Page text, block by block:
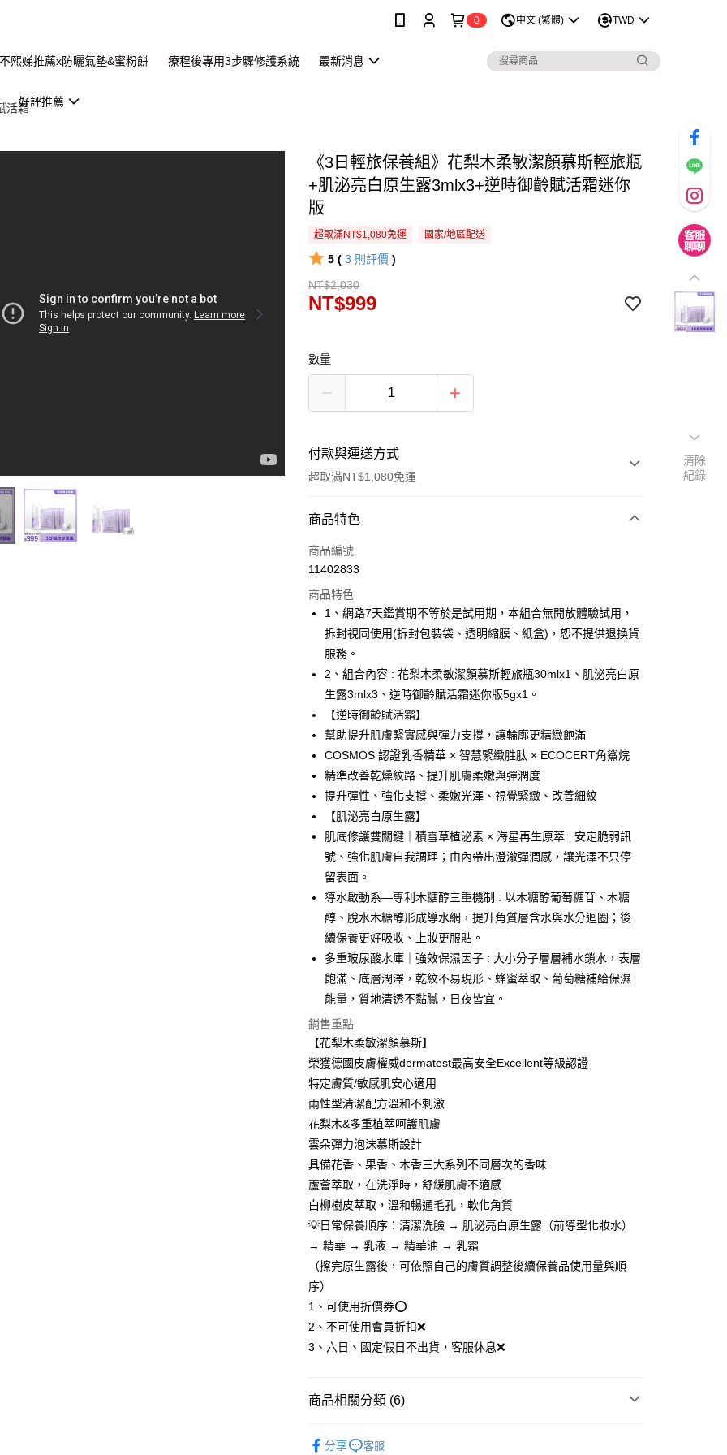
0 中文 (繁體) TWD
熙娣推薦x防曬氣墊&蜜粉餅 療程後專用3步驟修護系統 最新消息
好評推薦
活霜
《3日輕旅保養組》花梨木柔敏潔顏慕斯輕旅瓶
+肌泌亮白原生露3mlx3+逆時御齡賦活霜迷你
版
超取滿NT$1,080免運 國家/地區配送
5 ( 3 則評價 )
NT$2,030
NT$999
數量
付款與運送方式
超取滿NT$1,080免運
付款方式
信用卡一次付款
LINE Pay
Apple Pay
悠遊付
Google Pay
AFTEE先享後付
【關於「AFTEE先享後付」】
AFTEE先享後付是「在收到商品之後才付款」的支付方式。 讓您購物簡單
便利好安心！
２．便利：只要手機號碼，簡訊認證，即可結帳。
３．安心：先確認商品／服務後，再付款。
【「AFTEE先享後付」結帳流程】
１．於結帳方式選擇「AFTEE先享後付」後，將跳轉至「AFTEE先享後
付」結帳頁面，進行簡訊認證並確認金額後，即可完成結帳。
２．訂單成立數日內，您將收到繳費通知簡訊。
３．收到繳費通知簡訊後14天內，點擊此簡訊中的連結，可透過四大超商
／ATM／網路銀行／等多元方式進行付款，方視為交易完成。
※ 請注意：結帳手續完成當下不需立刻繳費，但若您需要取消訂單，請聯
先享後付繳納相關費用。
※ 交易是否成功請以「AFTEE先享後付 」之結帳頁面顯示為準，若有關於
付客戶支援中心」
【注意事項】
１．透過由恩沛科技股份有限公司提供之「AFTEE先享後付」服務完成之
交易，需依本服務之必要範圍內提供個人資料，並將交易相關給付款項請
求債權轉讓予恩沛科技股份有限公司。
https://aftee.tw/terms/#terms3
３．未成年的使用者請事先徵得法定代理人或監護人之同意方可使用
「AFTEE先享後付」，若未經同意申辦者引起之損失，本公司不負相關責
任。
４．使用「AFTEE先享後付」時，將依據個別帳號之用戶狀況，依本公司
即時審查核予不同之上限額度；若仍有額度不足之情形，本公司將視審查
５．嚴禁一人註冊多個帳號或使用他人資訊註冊。若發現惡意使用之情
形，恩沛科技股份有限公司將有權停止該用戶之使用額度並採取法律行
動。
ATM付款
運送方式
全家-取貨付款
每筆NT$80，滿NT$1,080(含以上)免運費
付款後-全家取貨
每筆NT$80，滿NT$1,080(含以上)免運費
萊爾富-取貨付款
每筆NT$80，滿NT$1,080(含以上)免運費
每筆NT$80，滿NT$1,080(含以上)免運費
7-11-取貨付款
每筆NT$80，滿NT$1,080(含以上)免運費
付款後-7-11取貨
每筆NT$80，滿NT$1,080(含以上)免運費
宅配
每筆NT$80，滿NT$1,080(含以上)免運費
離島-郵局
每筆NT$80，滿NT$1,080(含以上)免運費
新-馬-港-澳-韓/地區配送 查看運費
商品特色
商品編號
11402833
商品特色
1、網路7天鑑賞期不等於是試用期，本組合無開放體驗試用，
拆封視同使用(拆封包裝袋、透明縮膜、紙盒)，恕不提供退換貨
服務。
2、組合內容 : 花梨木柔敏潔顏慕斯輕旅瓶30mlx1、肌泌亮白原
生露3mlx3、逆時御齡賦活霜迷你版5gx1。
【逆時御齡賦活霜】
幫助提升肌膚緊實感與彈力支撐，讓輪廓更精緻飽滿
COSMOS 認證乳香精華 × 智慧緊緻胜肽 × ECOCERT角鯊烷
精準改善乾燥紋路、提升肌膚柔嫩與彈潤度
提升彈性、強化支撐、柔嫩光澤、視覺緊緻、改善細紋
【肌泌亮白原生露】
肌底修護雙關鍵｜積雪草植泌素 × 海星再生原萃 : 安定脆弱訊
號、強化肌膚自我調理；由內帶出澄澈彈潤感，讓光澤不只停
留表面。
導水啟動系—專利木糖醇三重機制 : 以木糖醇葡萄糖苷、木糖
醇、脫水木糖醇形成導水網，提升角質層含水與水分迴圈；後
續保養更好吸收、上妝更服貼。
多重玻尿酸水庫｜強效保濕因子 : 大小分子層層補水鎖水，表層
飽滿、底層潤澤，乾紋不易現形、蜂蜜萃取、葡萄糖補給保濕
能量，質地清透不黏膩，日夜皆宜。
銷售重點
【花梨木柔敏潔顏慕斯】
榮獲德國皮膚權威dermatest最高安全Excellent等級認證
特定膚質/敏感肌安心適用
兩性型清潔配方溫和不刺激
花梨木&多重植萃呵護肌膚
雲朵彈力泡沫慕斯設計
具備花香、果香、木香三大系列不同層次的香味
蘆薈萃取，在洗淨時，舒緩肌膚不適感
白柳樹皮萃取，溫和暢通毛孔，軟化角質
💡日常保養順序：清潔洗臉 → 肌泌亮白原生露（前導型化妝水）
→ 精華 → 乳液 → 精華油 → 乳霜
（擦完原生露後，可依照自己的膚質調整後續保養品使用量與順
序）
1、可使用折價券⭕
2、不可使用會員折扣❌
3、六日、國定假日不出貨，客服休息❌
商品相關分類 (6)
分享 客服
清除
紀錄